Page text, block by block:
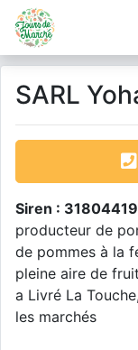
SARL
Siren :
producteur de
de pommes à la
pleine aire de
a Livré La
les marchés